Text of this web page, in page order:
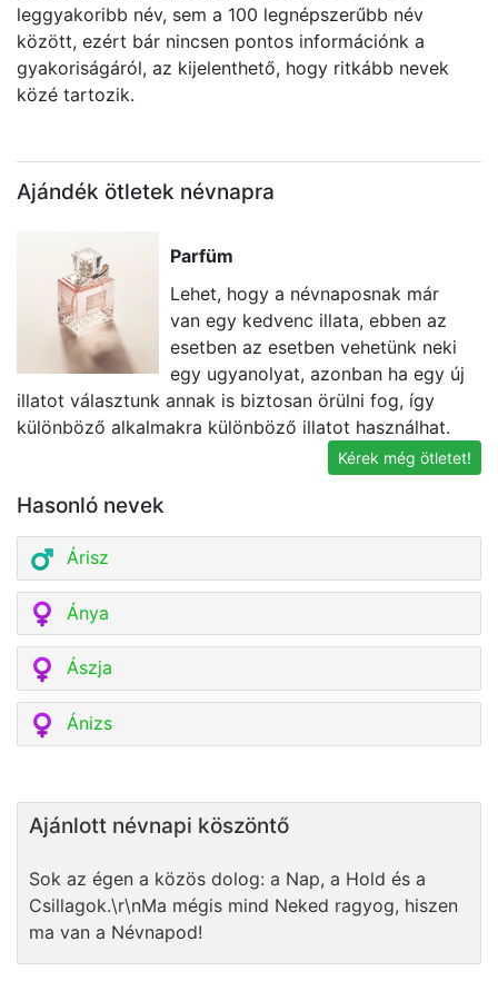
leggyakoribb név, sem a 100 legnépszerűbb név
között, ezért bár nincsen pontos információnk a
gyakoriságáról, az kijelenthető, hogy ritkább nevek
közé tartozik.
Ajándék ötletek névnapra
Parfüm
Lehet, hogy a névnaposnak már
van egy kedvenc illata, ebben az
esetben az esetben vehetünk neki
egy ugyanolyat, azonban ha egy új
illatot választunk annak is biztosan örülni fog, így
különböző alkalmakra különböző illatot használhat.
Kérek még ötletet!
Hasonló nevek
Árisz
Ánya
Ászja
Ánizs
Ajánlott névnapi köszöntő
Sok az égen a közös dolog: a Nap, a Hold és a
Csillagok.\r\nMa mégis mind Neked ragyog, hiszen
ma van a Névnapod!